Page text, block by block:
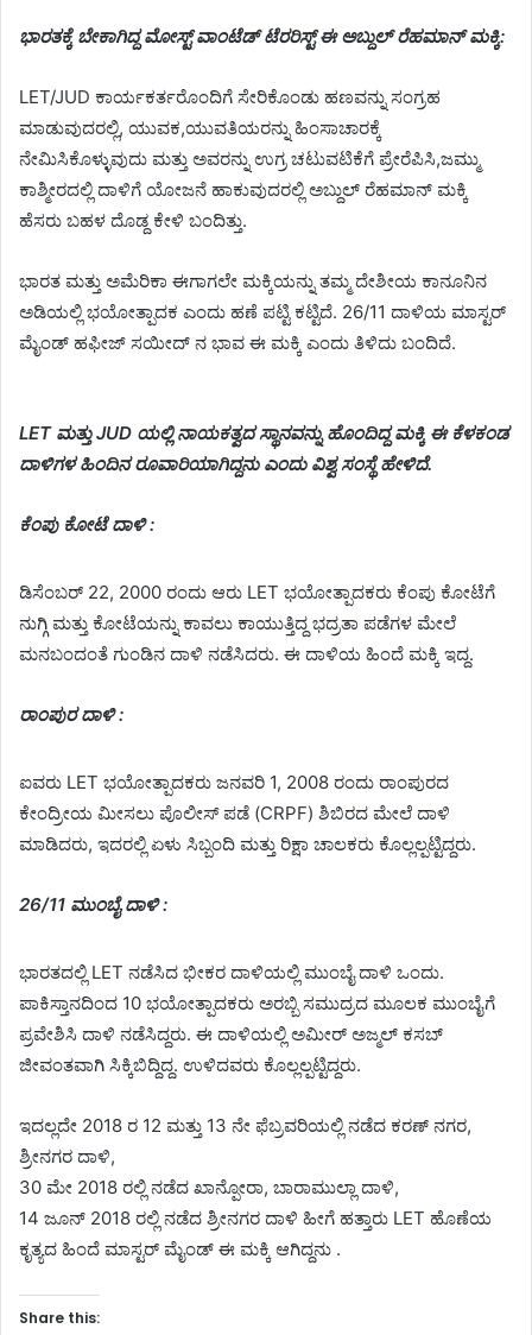
ಭಾರತಕ್ಕೆ ಬೇಕಾಗಿದ್ದ ಮೋಸ್ಟ್‌ ವಾಂಟೆಡ್‌ ಟೆರರಿಸ್ಟ್ ಈ ಅಬ್ದುಲ್ ರೆಹಮಾನ್ ಮಕ್ಕಿ:
LET/JUD ಕಾರ್ಯಕರ್ತರೊಂದಿಗೆ ಸೇರಿಕೊಂಡು ಹಣವನ್ನು ಸಂಗ್ರಹ
ಮಾಡುವುದರಲ್ಲಿ, ಯುವಕ,ಯುವತಿಯರನ್ನು ಹಿಂಸಾಚಾರಕ್ಕೆ
ನೇಮಿಸಿಕೊಳ್ಳುವುದು ಮತ್ತು ಅವರನ್ನು ಉಗ್ರ ಚಟುವಟಿಕೆಗೆ ಪ್ರೇರೆಪಿಸಿ,ಜಮ್ಮು
ಕಾಶ್ಮೀರದಲ್ಲಿ ದಾಳಿಗೆ ಯೋಜನೆ ಹಾಕುವುದರಲ್ಲಿ ಅಬ್ದುಲ್ ರೆಹಮಾನ್ ಮಕ್ಕಿ
ಹೆಸರು ಬಹಳ ದೊಡ್ದ ಕೇಳಿ ಬಂದಿತ್ತು.
ಭಾರತ ಮತ್ತು ಅಮೆರಿಕಾ ಈಗಾಗಲೇ ಮಕ್ಕಿಯನ್ನು ತಮ್ಮ ದೇಶೀಯ ಕಾನೂನಿನ
ಅಡಿಯಲ್ಲಿ ಭಯೋತ್ಪಾದಕ ಎಂದು ಹಣೆ ಪಟ್ಟಿ ಕಟ್ಟಿದೆ. 26/11 ದಾಳಿಯ ಮಾಸ್ಟರ್
ಮೈಂಡ್ ಹಫೀಜ್ ಸಯೀದ್ ನ ಭಾವ ಈ ಮಕ್ಕಿ ಎಂದು ತಿಳಿದು ಬಂದಿದೆ.
LET ಮತ್ತು JUD ಯಲ್ಲಿ ನಾಯಕತ್ವದ ಸ್ಥಾನವನ್ನು ಹೊಂದಿದ್ದ ಮಕ್ಕಿ ಈ ಕೆಳಕಂಡ
ದಾಳಿಗಳ ಹಿಂದಿನ ರೂವಾರಿಯಾಗಿದ್ದನು ಎಂದು ವಿಶ್ವ ಸಂಸ್ಥೆ ಹೇಳಿದೆ.
ಕೆಂಪು ಕೋಟೆ ದಾಳಿ :
ಡಿಸೆಂಬರ್ 22, 2000 ರಂದು ಆರು LET ಭಯೋತ್ಪಾದಕರು ಕೆಂಪು ಕೋಟೆಗೆ
ನುಗ್ಗಿ ಮತ್ತು ಕೋಟೆಯನ್ನು ಕಾವಲು ಕಾಯುತ್ತಿದ್ದ ಭದ್ರತಾ ಪಡೆಗಳ ಮೇಲೆ
ಮನಬಂದಂತೆ ಗುಂಡಿನ ದಾಳಿ ನಡೆಸಿದರು. ಈ ದಾಳಿಯ ಹಿಂದೆ ಮಕ್ಕಿ ಇದ್ದ.
ರಾಂಪುರ ದಾಳಿ :
ಐವರು LET ಭಯೋತ್ಪಾದಕರು ಜನವರಿ 1, 2008 ರಂದು ರಾಂಪುರದ
ಕೇಂದ್ರೀಯ ಮೀಸಲು ಪೊಲೀಸ್ ಪಡೆ (CRPF) ಶಿಬಿರದ ಮೇಲೆ ದಾಳಿ
ಮಾಡಿದರು, ಇದರಲ್ಲಿ ಏಳು ಸಿಬ್ಬಂದಿ ಮತ್ತು ರಿಕ್ಷಾ ಚಾಲಕರು ಕೊಲ್ಲಲ್ಪಟ್ಟಿದ್ದರು.
26/11 ಮುಂಬೈ ದಾಳಿ :
ಭಾರತದಲ್ಲಿ LET ನಡೆಸಿದ ಭೀಕರ ದಾಳಿಯಲ್ಲಿ ಮುಂಬೈ ದಾಳಿ ಒಂದು.
ಪಾಕಿಸ್ತಾನದಿಂದ 10 ಭಯೋತ್ಪಾದಕರು ಅರಬ್ಬಿ ಸಮುದ್ರದ ಮೂಲಕ ಮುಂಬೈಗೆ
ಪ್ರವೇಶಿಸಿ ದಾಳಿ ನಡೆಸಿದ್ದರು. ಈ ದಾಳಿಯಲ್ಲಿ ಅಮೀರ್ ಅಜ್ಮಲ್ ಕಸಬ್
ಜೀವಂತವಾಗಿ ಸಿಕ್ಕಿಬಿದ್ದಿದ್ದ. ಉಳಿದವರು ಕೊಲ್ಲಲ್ಪಟ್ಟಿದ್ದರು.
ಇದಲ್ಲದೇ 2018 ರ 12 ಮತ್ತು 13 ನೇ ಫೆಬ್ರವರಿಯಲ್ಲಿ ನಡೆದ ಕರಣ್ ನಗರ,
ಶ್ರೀನಗರ ದಾಳಿ,
30 ಮೇ 2018 ರಲ್ಲಿ ನಡೆದ ಖಾನ್ಪೋರಾ, ಬಾರಾಮುಲ್ಲಾ ದಾಳಿ,
14 ಜೂನ್ 2018 ರಲ್ಲಿ ನಡೆದ ಶ್ರೀನಗರ ದಾಳಿ ಹೀಗೆ ಹತ್ತಾರು LET ಹೊಣೆಯ
ಕೃತ್ಯದ ಹಿಂದೆ ಮಾಸ್ಟರ್‌ ಮೈಂಡ್‌ ಈ ಮಕ್ಕಿ ಆಗಿದ್ದನು .
Share this: